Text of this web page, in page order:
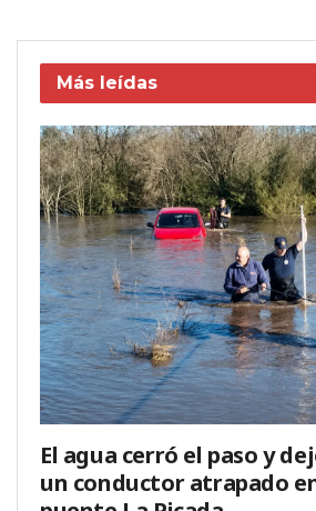
Más leídas
El agua cerró el paso y
un conductor atrapado